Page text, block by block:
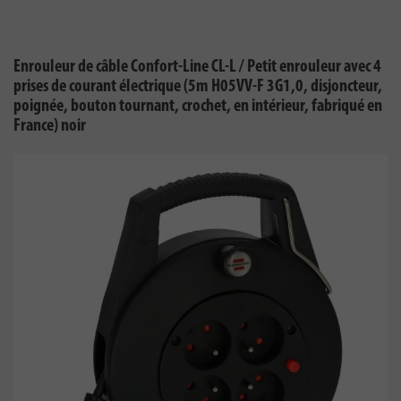
Enrouleur de câble Confort-Line CL-L / Petit enrouleur avec 4
prises de courant électrique (5m H05VV-F 3G1,0, disjoncteur,
poignée, bouton tournant, crochet, en intérieur, fabriqué en
France) noir